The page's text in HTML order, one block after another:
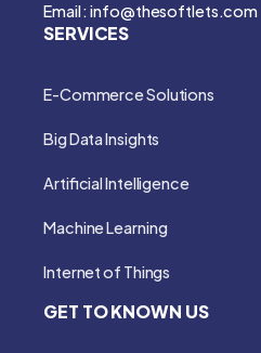
Email : info@thesoftlets.com
SERVICES
E-Commerce Solutions
Big Data Insights
Artificial Intelligence
Machine Learning
Internet of Things
GET TO KNOWN US